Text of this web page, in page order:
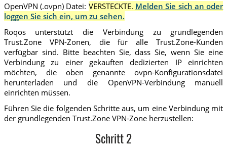
OpenVPN (.ovpn) Datei: VERSTECKTE. Melden Sie sich an oder
loggen Sie sich ein, um zu sehen.
Roqos unterstützt die Verbindung zu grundlegenden
Trust.Zone VPN-Zonen, die für alle Trust.Zone-Kunden
verfügbar sind. Bitte beachten Sie, dass Sie, wenn Sie eine
Verbindung zu einer gekauften dedizierten IP einrichten
möchten, die oben genannte ovpn-Konfigurationsdatei
herunterladen und die OpenVPN-Verbindung manuell
einrichten müssen.
Führen Sie die folgenden Schritte aus, um eine Verbindung mit
der grundlegenden Trust.Zone VPN-Zone herzustellen:
Schritt 2